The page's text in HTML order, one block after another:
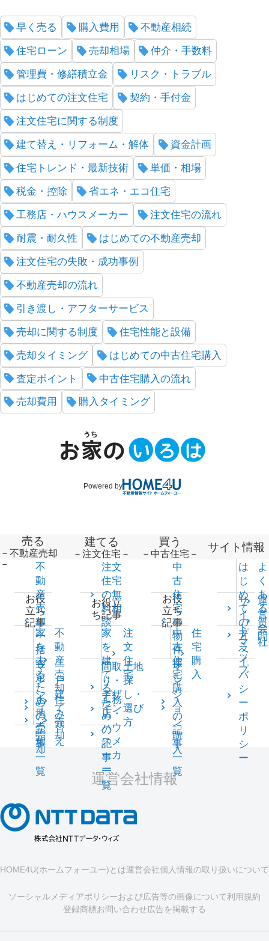
早く売る 購入費用 不動産相続
住宅ローン 売却相場 仲介・手数料
管理費・修繕積立金 リスク・トラブル
はじめての注文住宅 契約・手付金
注文住宅に関する制度
建て替え・リフォーム・解体 資金計画
住宅トレンド・最新技術 単価・相場
税金・控除 省エネ・エコ住宅
工務店・ハウスメーカー 注文住宅の流れ
耐震・耐久性 はじめての不動産売却
注文住宅の失敗・成功事例
不動産売却の流れ
引き渡し・アフターサービス
売却に関する制度 住宅性能と設備
売却タイミング はじめての中古住宅購入
査定ポイント 中古住宅購入の流れ
売却費用 購入タイミング
Powered by
売る
－不動産売却
－
不
動
産
売
却
一
括
査
定
お役
立ち
記事
家
を
売
る
た
め
の
記
事
一
覧
不
動
産
売
却
マ
ン
シ
ョ
ン
売
却
一
戸
建
て
売
却
土
地
売
却
住
み
替
え
建てる
－注文住宅－
注文
住宅
の無
料相
談
お役立
ち記事
家
を
建
て
る
た
め
の
記
事
一
覧
注
文
住
宅
間取
り・
デザ
イン
土地
探
し・
選び
方
工務
店・
ハウ
スメ
ーカ
ー
買う
－中古住宅－
中
古
住
宅
の
物
件
探
し
お役
立ち
記事
中
古
住
宅
購
入
の
記
事
一
覧
住
宅
購
入
マ
ン
シ
ョ
ン
購
入
サイト情報
は
じ
め
て
の
方
へ
よ
く
あ
る
質
問
サ
イ
ト
マ
ッ
プ
運
営
会
社
プ
ラ
イ
バ
シ
ー
ポ
リ
シ
ー
運営会社情報
HOME4U(ホームフォーユー)とは運営会社個人情報の取り扱いについて
ソーシャルメディアポリシーおよび広告等の画像について利用規約
登録商標お問い合わせ広告を掲載する